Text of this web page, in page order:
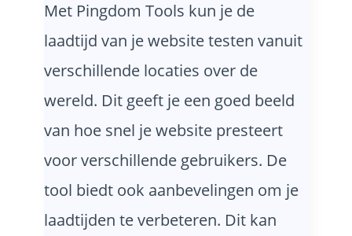
Met Pingdom Tools kun je de
laadtijd van je website testen vanuit
verschillende locaties over de
wereld. Dit geeft je een goed beeld
van hoe snel je website presteert
voor verschillende gebruikers. De
tool biedt ook aanbevelingen om je
laadtijden te verbeteren. Dit kan